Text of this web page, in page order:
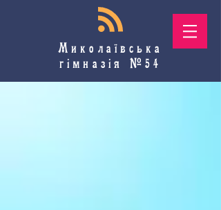
Миколаївська
гімназія №54